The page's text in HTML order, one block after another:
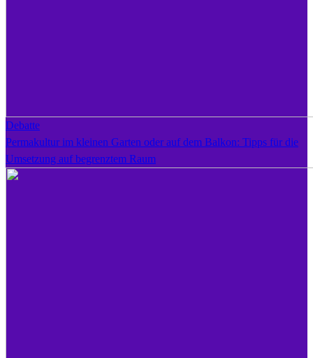
Debatte
Permakultur im kleinen Garten oder auf dem Balkon: Tipps für die
Umsetzung auf begrenztem Raum